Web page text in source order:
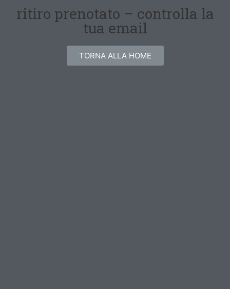
ritiro prenotato – controlla la
tua email
TORNA ALLA HOME